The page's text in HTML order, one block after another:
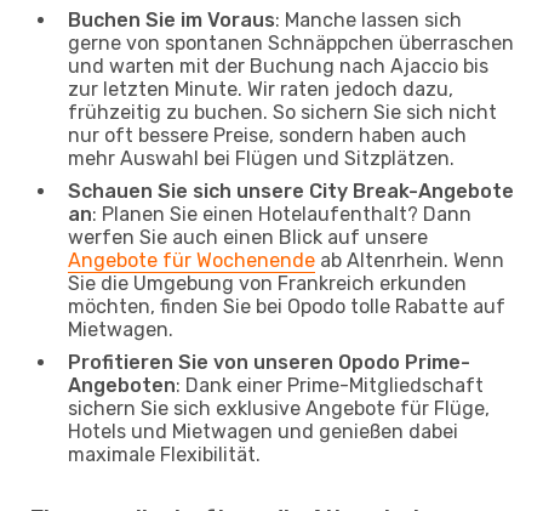
Buchen Sie im Voraus: Manche lassen sich
gerne von spontanen Schnäppchen überraschen
und warten mit der Buchung nach Ajaccio bis
zur letzten Minute. Wir raten jedoch dazu,
frühzeitig zu buchen. So sichern Sie sich nicht
nur oft bessere Preise, sondern haben auch
mehr Auswahl bei Flügen und Sitzplätzen.
Schauen Sie sich unsere City Break-Angebote
an: Planen Sie einen Hotelaufenthalt? Dann
werfen Sie auch einen Blick auf unsere
Angebote für Wochenende ab Altenrhein. Wenn
Sie die Umgebung von Frankreich erkunden
möchten, finden Sie bei Opodo tolle Rabatte auf
Mietwagen.
Profitieren Sie von unseren Opodo Prime-
Angeboten: Dank einer Prime-Mitgliedschaft
sichern Sie sich exklusive Angebote für Flüge,
Hotels und Mietwagen und genießen dabei
maximale Flexibilität.